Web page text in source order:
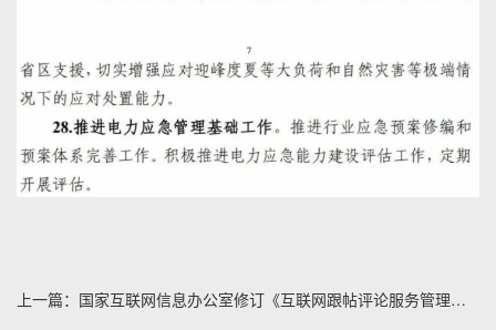
上一篇：国家互联网信息办公室修订《互联网跟帖评论服务管理规定》发布施行